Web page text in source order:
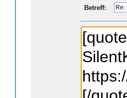
Betreff: